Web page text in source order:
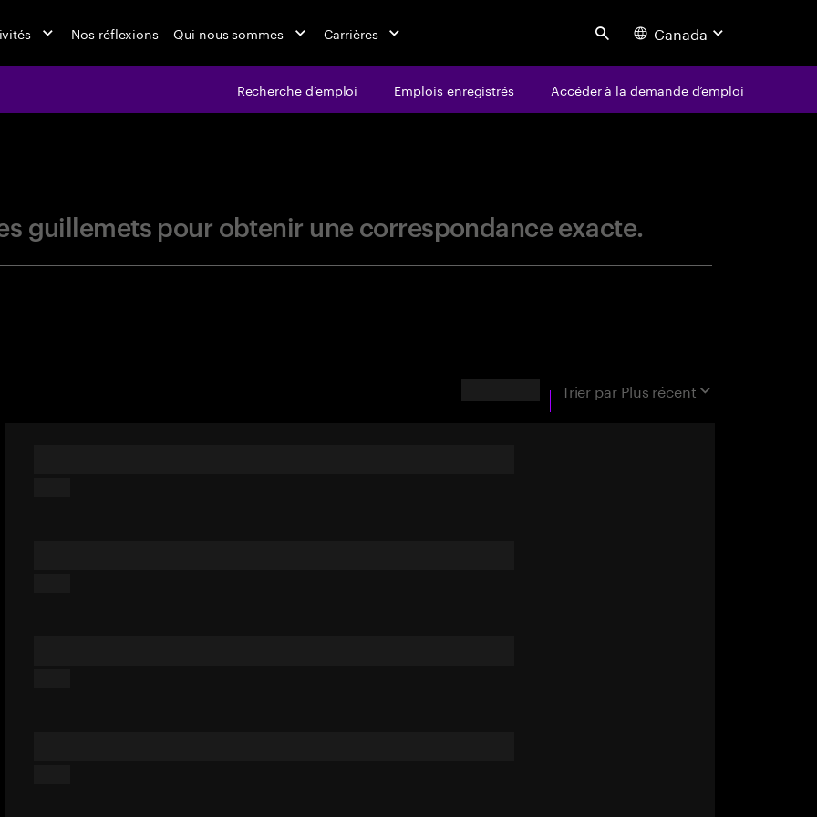
Nos réflexions Qui nous sommes Carrières Search Canada
Recherche d’emploi Emplois enregistrés Accéder à la demande d’emploi
guillemets pour obtenir une correspondance exacte.
Trier par Plus récent